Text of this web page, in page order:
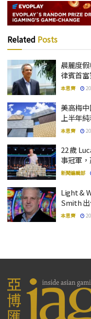
Related Posts
晨麗度
律賓首
本思齊
美高梅
上半年
本思齊
22 歲
事冠軍
新聞編輯部
Light &
Smith
本思齊